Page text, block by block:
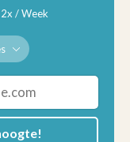
2x / Week